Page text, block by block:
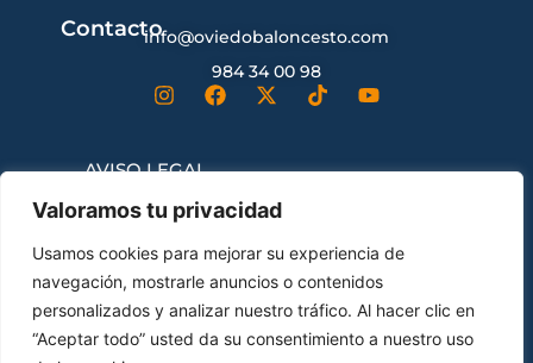
Valoramos tu privacidad
Usamos cookies para mejorar su experiencia de
navegación, mostrarle anuncios o contenidos
personalizados y analizar nuestro tráfico. Al hacer clic en
“Aceptar todo” usted da su consentimiento a nuestro uso
Contactoinfo@oviedobaloncesto.com
984 34 00 98
AVISO LEGAL
CONTRATACIÓN
ENVÍOS Y DEVOLUCIONES